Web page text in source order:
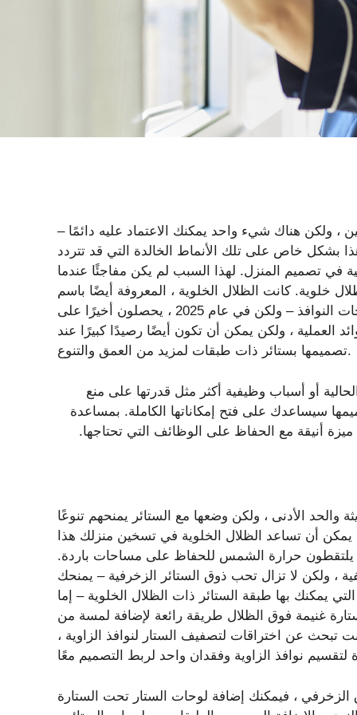
، ولكن هناك شيء واحد يمكنك الاعتماد عليه دائمًا –
بشكل خاص على تلك الأنماط الخالدة التي قد تتردد
في تصميم المنزل. لهذا السبب لم يكن مفاجئًا عندما
خلوية. كانت الظلال الخلوية ، المعروفة أيضًا باسم
ظلال العسل لملفها الجانبي السداسي ، بطلًا مجهولًا لعلاجات النوافذ – ولكن في عام 2025 ، يحصلون أخيرًا على
العملية ، ولكن يمكن أن تكون أيضًا رصيدًا كبيرًا عند
تصميمها بستائر ذات طبقات لمزيد من العمق والتنوع.
أو أسباب وظيفية أكثر مثل قدرتها على منع
سيساعدك على فتح إمكاناتها الكاملة. بمساعدة
أنيقة مع الحفاظ على الوظائف التي تحتاجها.
والحد الأدنى ، ولكن وضعها مع الستائر يمنحهم تنوعًا
يمكن أن تساعد الظلال الخلوية في تسخين منزلك هذا
يلتقطون حرارة الشمس للحفاظ على مساحات باردة.
، ولكن لا تزال تحب ذوق الستائر الزخرفية – يمنحك
يمكنك بها طبقة الستائر ذات الظلال الخلوية – إما
غنيمة فوق الظلال طريقة رائعة لإضافة لمسة من
تبحث عن اختراقات لتصفيف الستار لنوافذ الزاوية ،
الزخرفي ، فيمكنك إضافة لوحات الستار تحت الستارة